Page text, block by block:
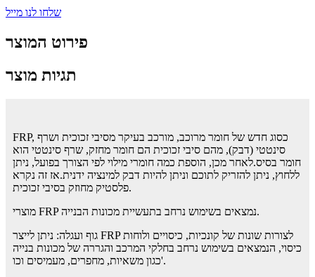
שלחו לנו מייל
פירוט המוצר
תגיות מוצר
FRP, כסוג חדש של חומר מרוכב, מורכב בעיקר מסיבי זכוכית ושרף
סינטטי (דבק), מהם סיבי זכוכית הם חומר מחזק, שרף סינטטי הוא
חומר בסיס.לאחר מכן, הוספת כמה חומרי מילוי לפי הצורך בפועל, ניתן
ללחוץ, ניתן להזריק לתוכם וניתן להיות דבק למינציה ידנית.אז זה נקרא
פלסטיק מחוזק בסיבי זכוכית.
מוצרי FRP נמצאים בשימוש נרחב בתעשיית מכונות הבנייה.
גוף ועגלה: ניתן לייצר FRP לצורות שונות של קונכיות, כיסויים ולוחות
כיסוי, הנמצאים בשימוש נרחב בחלקי המרכב והגררה של מכונות בנייה
כגון משאיות, מחפרים, מעמיסים וכו'.